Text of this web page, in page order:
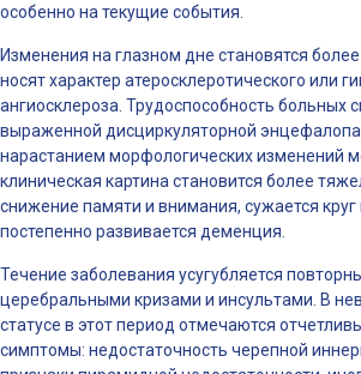
особенно на текущие события.
Изменения на глазном дне становятся
носят характер атеросклеротического или
ангиосклероза. Трудоспособность больных
выраженной дисциркуляторной
нарастанием морфологических изменений
клиническая картина становится более
снижение памяти и внимания, сужается круг
постепенно развивается деменция.
Течение заболевания усугубляется
церебральными кризами и инсультами. В
статусе в этот период отмечаются
симптомы: недостаточность черепной